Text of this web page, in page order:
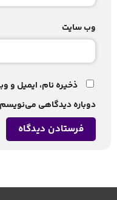
وب‌ سایت
ذخیره نام، ایمیل و
دوباره دیدگاهی